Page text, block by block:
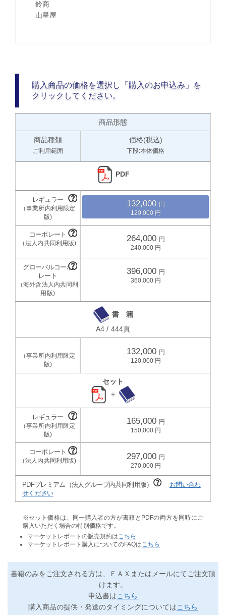
鈴商
山星屋
購入商品の価格を選択し「購入のお申込み」を
クリックしてください。
商品形態
商品種類
ご利用範囲
価格(税込)
下段:本体価格
PDF
132,000
120,000
264,000
240,000
396,000
360,000
書 籍
A4 / 444頁
132,000
120,000
セット
＋
165,000
150,000
297,000
270,000
PDFプレミアム（法人グループ内共同利用版）
お問い合わ
せください
※セット価格は、同一購入者の方が書籍とPDFの両方を同時にご
購入いただく場合の特別価格です。
マーケットレポートの販売規約は こちら
マーケットレポート購入についてのFAQは こちら
書籍のみをご注文される方は、ＦＡＸまたはメールにてご注文頂
けます。
申込書はこちら
購入商品の提供・発送のタイミングについてはこちら